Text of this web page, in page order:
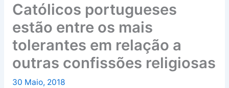
Católicos portugueses
estão entre os mais
tolerantes em relação a
outras confissões religiosas
30 Maio, 2018